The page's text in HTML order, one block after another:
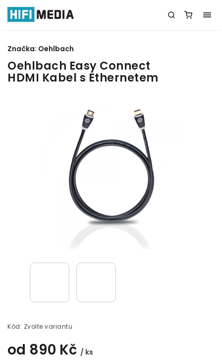
Oehlbach Easy Connect
HDMI Kabel s Ethernetem
Kód: Zvolte variantu
od 890 Kč / ks
Značka: Oehlbach